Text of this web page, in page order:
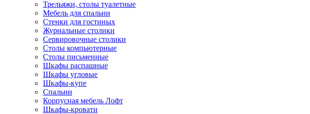
Трельяжи, столы туалетные
Мебель для спальни
Стенки для гостиных
Журнальные столики
Сервировочные столики
Столы компьютерные
Столы письменные
Шкафы распашные
Шкафы угловые
Шкафы-купе
Спальни
Корпусная мебель Лофт
Шкафы-кровати